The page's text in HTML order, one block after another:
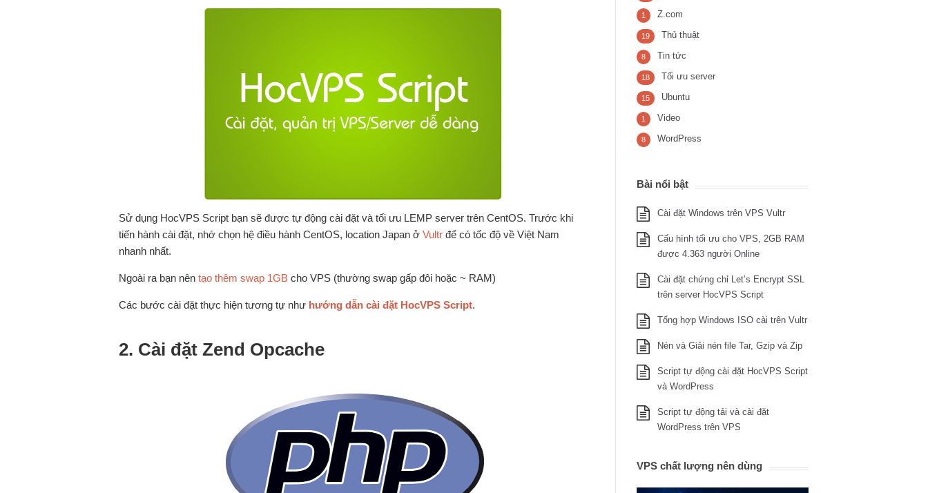
Sử dụng HocVPS Script bạn sẽ được tự động cài đặt và tối ưu LEMP server trên CentOS. Trước khi
tiến hành cài đặt, nhớ chọn hệ điều hành CentOS, location Japan ở Vultr để có tốc độ về Việt Nam
nhanh nhất.
Ngoài ra bạn nên tạo thêm swap 1GB cho VPS (thường swap gấp đôi hoặc ~ RAM)
Các bước cài đặt thực hiện tương tự như hướng dẫn cài đặt HocVPS Script.
2. Cài đặt Zend Opcache
Z.com
1
Thủ thuật
19
Tin tức
8
Tối ưu server
18
Ubuntu
15
Video
1
WordPress
8
Bài nổi bật
Cài đặt Windows trên VPS Vultr
Cấu hình tối ưu cho VPS, 2GB RAM
được 4.363 người Online
Cài đặt chứng chỉ Let’s Encrypt SSL
trên server HocVPS Script
Tổng hợp Windows ISO cài trên Vultr
Nén và Giải nén file Tar, Gzip và Zip
Script tự động cài đặt HocVPS Script
và WordPress
Script tự động tải và cài đặt
WordPress trên VPS
VPS chất lượng nên dùng